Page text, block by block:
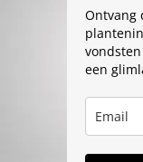
Ontvang
een